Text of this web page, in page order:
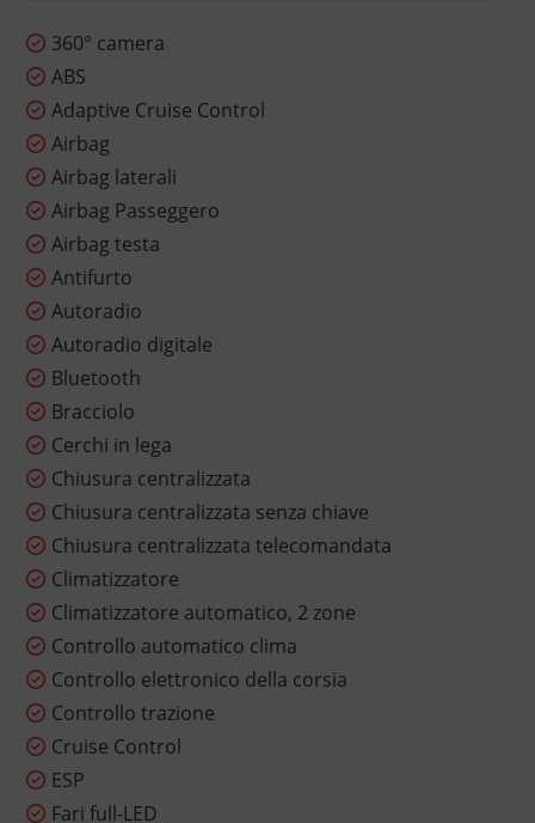
360° camera
ABS
Adaptive Cruise Control
Airbag
Airbag laterali
Airbag Passeggero
Airbag testa
Antifurto
Autoradio
Autoradio digitale
Bluetooth
Bracciolo
Cerchi in lega
Chiusura centralizzata
Chiusura centralizzata senza chiave
Chiusura centralizzata telecomandata
Climatizzatore
Climatizzatore automatico, 2 zone
Controllo automatico clima
Controllo elettronico della corsia
Controllo trazione
Cruise Control
ESP
Fari full-LED